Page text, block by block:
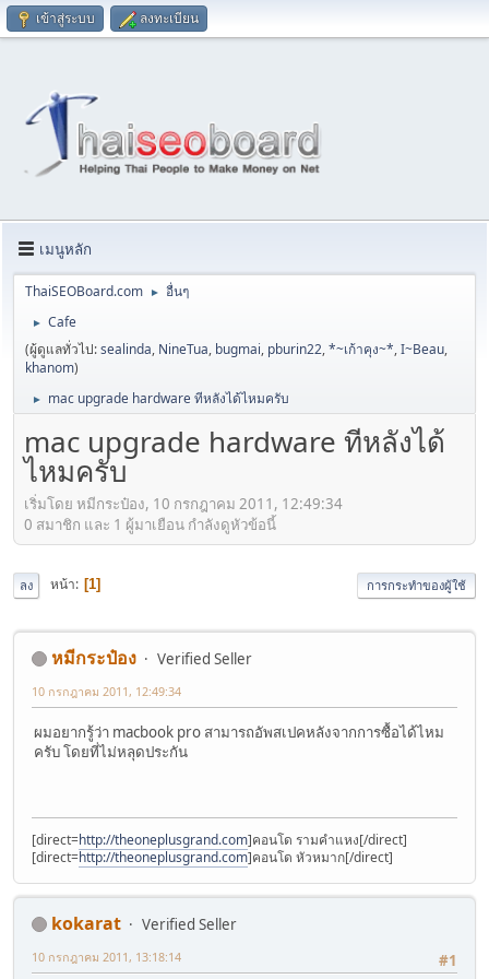
เข้าสู่ระบบ ลงทะเบียน
เมนูหลัก
ThaiSEOBoard.com ► อื่นๆ
►
Cafe
(ผู้ดูแลทั่วไป:sealinda, NineTua, bugmai, pburin22,*~เก้าคุง~*,I~Beau,
khanom)
► mac upgrade hardware ทีหลังได้ไหมครับ
mac upgrade hardware ทีหลังได้
ไหมครับ
เริ่มโดย หมีกระป๋อง, 10 กรกฎาคม 2011, 12:49:34
0 สมาชิก และ 1 ผู้มาเยือน กำลังดูหัวข้อนี้
ลง หน้า 1 การกระทำของผู้ใช้
หมีกระป๋อง Verified Seller
10 กรกฎาคม 2011, 12:49:34
ผมอยากรู้ว่า macbook pro สามารถอัพสเปคหลังจากการซื้อได้ไหม
ครับ โดยที่ไม่หลุดประกัน
[direct=http://theoneplusgrand.com]คอนโด รามคำแหง[/direct]
[direct=http://theoneplusgrand.com]คอนโด หัวหมาก[/direct]
kokarat
Verified Seller
#1
10 กรกฎาคม 2011, 13:18:14